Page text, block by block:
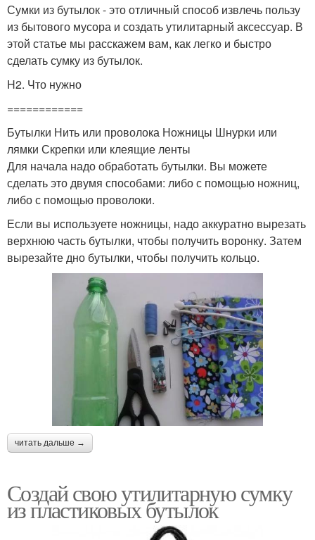
Сумки из бутылок - это отличный способ извлечь пользу
из бытового мусора и создать утилитарный аксессуар. В
этой статье мы расскажем вам, как легко и быстро
сделать сумку из бутылок.
H2. Что нужно
============
Бутылки Нить или проволока Ножницы Шнурки или
лямки Скрепки или клеящие ленты
Для начала надо обработать бутылки. Вы можете
сделать это двумя способами: либо с помощью ножниц,
либо с помощью проволоки.
Если вы используете ножницы, надо аккуратно вырезать
верхнюю часть бутылки, чтобы получить воронку. Затем
вырезайте дно бутылки, чтобы получить кольцо.
читать дальше →
Создай свою утилитарную сумку
из пластиковых бутылок